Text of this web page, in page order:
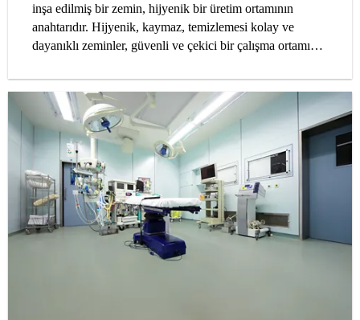
inşa edilmiş bir zemin, hijyenik bir üretim ortamının
anahtarıdır. Hijyenik, kaymaz, temizlemesi kolay ve
dayanıklı zeminler, güvenli ve çekici bir çalışma ortamı
ortamı için kritik öneme sahiptir. Bu makalede, bir gıda
işleme ortamında yeterli ve uzun süreli zemin
kaplamasının ilk seferde doğru şekilde elde etmenin
yolları incelenmiştir.